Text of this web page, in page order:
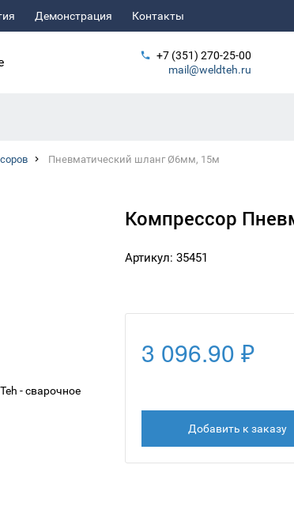
Демонстрация Контакты
+7 (351) 270-25-00
mail@weldteh.ru
Пневматический шланг Ø6мм, 15м
Компрессор
Артикул: 35451
3 096.90 ₽
Добавить к заказу